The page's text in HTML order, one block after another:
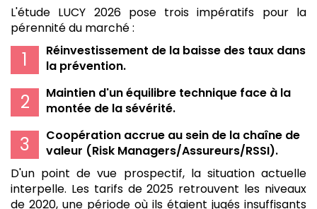
L'étude LUCY 2026 pose trois impératifs pour la
pérennité du marché :
Réinvestissement de la baisse des taux dans
la prévention.
Maintien d'un équilibre technique face à la
montée de la sévérité.
Coopération accrue au sein de la chaîne de
valeur (Risk Managers/Assureurs/RSSI).
D'un point de vue prospectif, la situation actuelle
interpelle. Les tarifs de 2025 retrouvent les niveaux
de 2020, une période où ils étaient jugés insuffisants